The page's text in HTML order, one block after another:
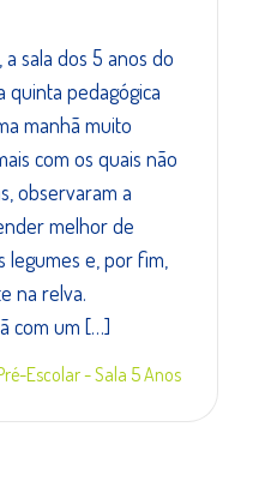
a sala dos 5 anos do
quinta pedagógica
manhã muito
com os quais não
observaram a
melhor de
legumes e, por fim,
na relva.
com um […]
Escolar - Sala 5 Anos